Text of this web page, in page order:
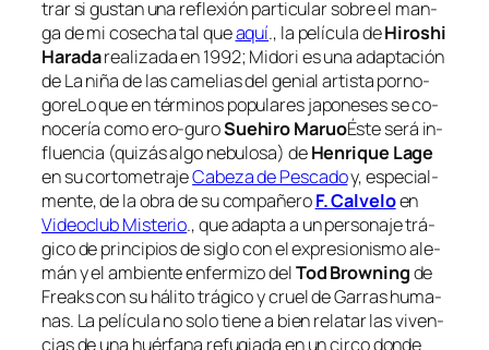
trar si gus­tan una re­fle­xión par­ti­cu­lar so­bre el man­
ga de mi co­se­cha tal queaquí., la pe­lí­cu­la deHiroshi
Haradarea­li­za­da en 1992; Midories una adap­ta­ción
deLa ni­ña de las ca­me­liasdel ge­nial ar­tis­ta porno-
goreLo que en tér­mi­nos po­pu­la­res ja­po­ne­ses se co­
no­ce­ría co­mo ero-guroSuehiro MaruoÉste se­rá in­
fluen­cia (qui­zás al­go ne­bu­lo­sa) deHenrique Lage
en su cor­to­me­tra­jeCabeza de Pescadoy, es­pe­cial­
men­te, de la obra de su com­pa­ñe­roF. Calveloen
Videoclub Misterio., que adap­ta a un per­so­na­je trá­
gi­co de prin­ci­pios de si­glo con el ex­pre­sio­nis­mo ale­
mán y el am­bien­te en­fer­mi­zo delTod Browningde
Freakscon su há­li­to trá­gi­co y cruel deGarras hu­ma­
nas. La pe­lí­cu­la no so­lo tie­ne a bien re­la­tar las vi­ven­
cias de una huér­fa­na re­fu­gia­da en un cir­co don­de